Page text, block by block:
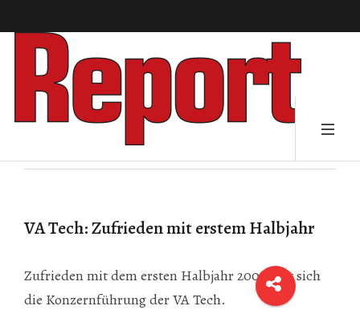
VA Tech: Zufrieden mit erstem Halbjahr
Zufrieden mit dem ersten Halbjahr 2002 gibt sich
die Konzernführung der VA Tech.